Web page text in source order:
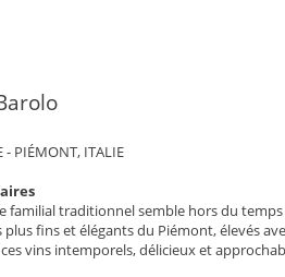
- PIÉMONT, ITALIE
familial traditionnel semble hors du
plus fins et élégants du Piémont, élevés
vins intemporels, délicieux et